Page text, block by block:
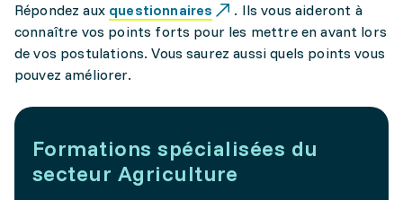
Répondez aux questionnaires
. Ils vous aideront à
connaître vos points forts pour les mettre en avant lors
de vos postulations. Vous saurez aussi quels points vous
pouvez améliorer.
Formations spécialisées du
secteur Agriculture